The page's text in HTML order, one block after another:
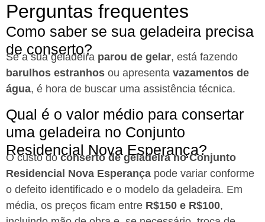
Perguntas frequentes
Como saber se sua geladeira precisa
de conserto?
Se a sua geladeira parou de gelar, está fazendo
barulhos estranhos ou apresenta vazamentos de
água, é hora de buscar uma assistência técnica.
Qual é o valor médio para consertar
uma geladeira no Conjunto
Residencial Nova Esperança?
O custo doconserto de geladeira no Conjunto
Residencial Nova Esperança pode variar conforme
o defeito identificado e o modelo da geladeira. Em
média, os preços ficam entre R$150 e R$100,